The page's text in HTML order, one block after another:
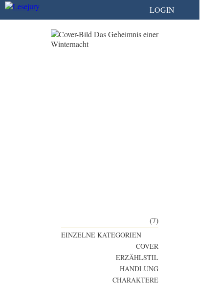
LOGIN
(7)
EINZELNE KATEGORIEN
COVER
ERZÄHLSTIL
HANDLUNG
CHARAKTERE